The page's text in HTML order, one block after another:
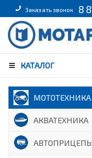
Заказать звонок 8
КАТАЛОГ
МОТОТЕХНИКА
АКВАТЕХНИКА
АВТОПРИЦЕПЫ